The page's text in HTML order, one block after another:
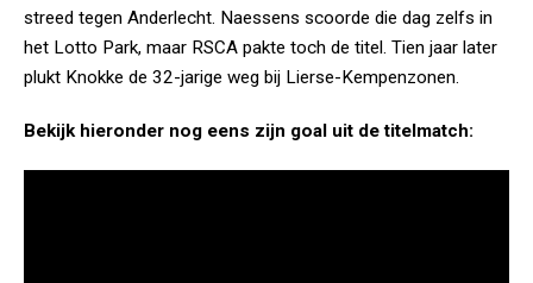
streed tegen Anderlecht. Naessens scoorde die dag zelfs in
het Lotto Park, maar RSCA pakte toch de titel. Tien jaar later
plukt Knokke de 32-jarige weg bij Lierse-Kempenzonen.
Bekijk hieronder nog eens zijn goal uit de titelmatch: